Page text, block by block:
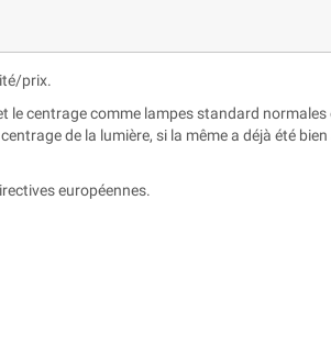
prix.
le centrage comme lampes standard normales
de la lumière, si la même a déjà été
européennes.